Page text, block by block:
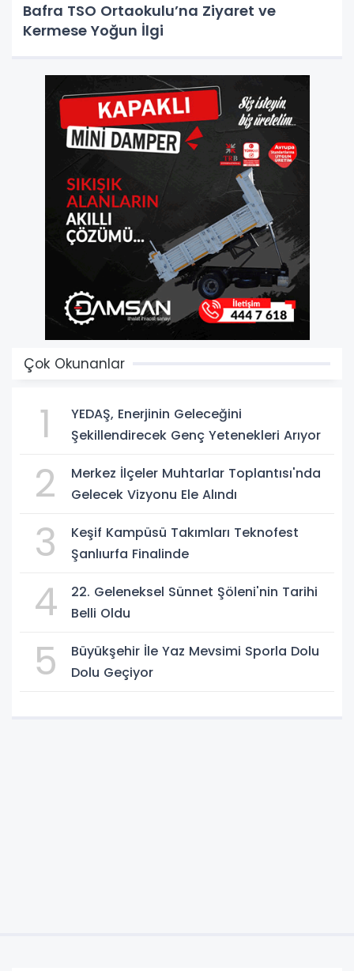
Bafra TSO Ortaokulu’na Ziyaret ve
Kermese Yoğun İlgi
Çok Okunanlar
1
YEDAŞ, Enerjinin Geleceğini
Şekillendirecek Genç Yetenekleri Arıyor
2
Merkez İlçeler Muhtarlar Toplantısı'nda
Gelecek Vizyonu Ele Alındı
3
Keşif Kampüsü Takımları Teknofest
Şanlıurfa Finalinde
4
22. Geleneksel Sünnet Şöleni'nin Tarihi
Belli Oldu
5
Büyükşehir İle Yaz Mevsimi Sporla Dolu
Dolu Geçiyor